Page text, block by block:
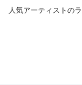
人気アーティストの